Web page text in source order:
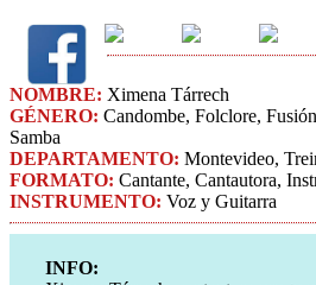
NOMBRE: Ximena Tárrech
GÉNERO: Candombe, Folclore,
Samba
DEPARTAMENTO: Montevideo,
FORMATO: Cantante, Cantautora,
INSTRUMENTO: Voz y Guitarra
INFO: